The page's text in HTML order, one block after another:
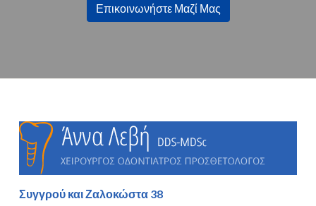
Επικοινωνήστε Μαζί Μας
Συγγρού και Ζαλοκώστα 38